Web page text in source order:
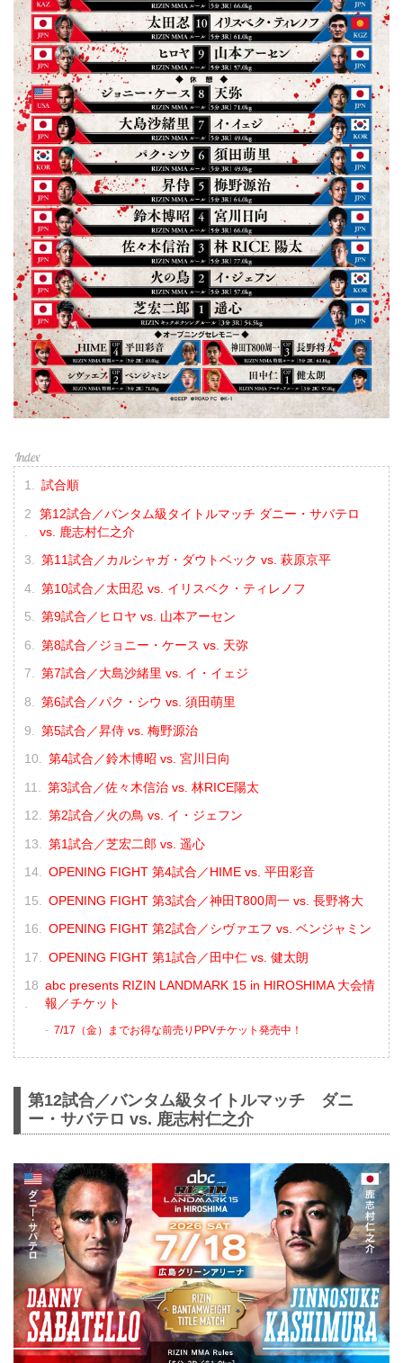
試合順
第12試合／バンタム級タイトルマッチ ダニー・サバテロ
vs. 鹿志村仁之介
第11試合／カルシャガ・ダウトベック vs. 萩原京平
第10試合／太田忍 vs. イリスベク・ティレノフ
第9試合／ヒロヤ vs. 山本アーセン
第8試合／ジョニー・ケース vs. 天弥
第7試合／大島沙緒里 vs. イ・イェジ
第6試合／パク・シウ vs. 須田萌里
第5試合／昇侍 vs. 梅野源治
第4試合／鈴木博昭 vs. 宮川日向
第3試合／佐々木信治 vs. 林RICE陽太
第2試合／火の鳥 vs. イ・ジェフン
第1試合／芝宏二郎 vs. 遥心
OPENING FIGHT 第4試合／HIME vs. 平田彩音
OPENING FIGHT 第3試合／神田T800周一 vs. 長野将大
OPENING FIGHT 第2試合／シヴァエフ vs. ベンジャミン
OPENING FIGHT 第1試合／田中仁 vs. 健太朗
abc presents RIZIN LANDMARK 15 in HIROSHIMA 大会情
報／チケット
7/17（金）までお得な前売りPPVチケット発売中！
第12試合／バンタム級タイトルマッチ ダニ
ー・サバテロ vs. 鹿志村仁之介